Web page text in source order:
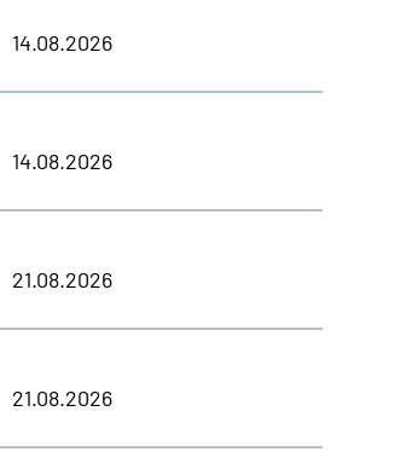
14.08.2026
14.08.2026
21.08.2026
21.08.2026